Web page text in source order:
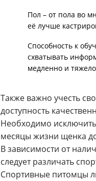
Пол – от пола во
её лучше
Способность к
схватывать
медленно и
Также важно учесть
доступность
Необходимо
месяцы жизни щенка
В зависимости от
следует различать
Спортивные питомцы